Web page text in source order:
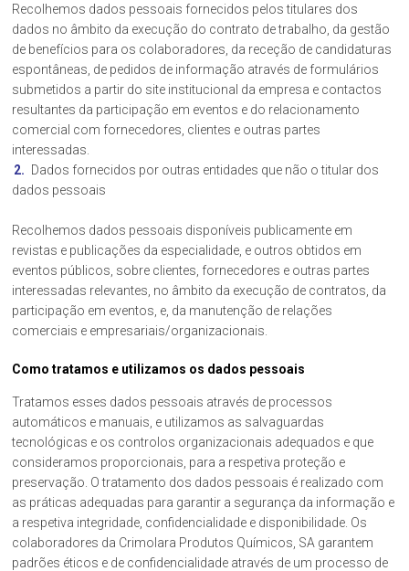
Recolhemos dados pessoais fornecidos pelos titulares dos
dados no âmbito da execução do contrato de trabalho, da gestão
de benefícios para os colaboradores, da receção de candidaturas
espontâneas, de pedidos de informação através de formulários
submetidos a partir do site institucional da empresa e contactos
resultantes da participação em eventos e do relacionamento
comercial com fornecedores, clientes e outras partes
interessadas.
Dados fornecidos por outras entidades que não o titular dos
dados pessoais
Recolhemos dados pessoais disponíveis publicamente em
revistas e publicações da especialidade, e outros obtidos em
eventos públicos, sobre clientes, fornecedores e outras partes
interessadas relevantes, no âmbito da execução de contratos, da
participação em eventos, e, da manutenção de relações
comerciais e empresariais/organizacionais.
Como tratamos e utilizamos os dados pessoais
Tratamos esses dados pessoais através de processos
automáticos e manuais, e utilizamos as salvaguardas
tecnológicas e os controlos organizacionais adequados e que
consideramos proporcionais, para a respetiva proteção e
preservação. O tratamento dos dados pessoais é realizado com
as práticas adequadas para garantir a segurança da informação e
a respetiva integridade, confidencialidade e disponibilidade. Os
colaboradores da Crimolara Produtos Químicos, SA garantem
padrões éticos e de confidencialidade através de um processo de